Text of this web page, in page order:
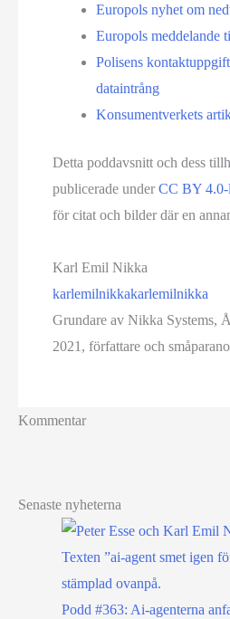
Europols nyhet om
Europols meddelande
Polisens
dataintrång
Konsumentverkets
Detta poddavsnitt och dess
publicerade underCC BY 4.0-
för citat och bilder där en
Karl Emil Nikka
karlemilnikkakarlemilnikka
Grundare av Nikka Systems,
2021, författare och
Kommentar
Senaste nyheterna
Podd #363: Ai-agenterna